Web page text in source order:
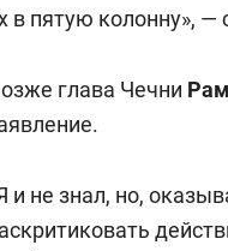
в пятую колонну», —
глава Чечни
и не знал, но,